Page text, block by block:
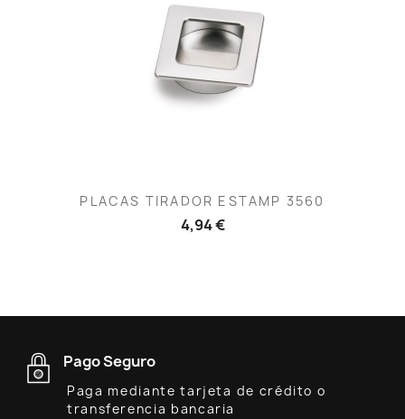
PLACAS TIRADOR ESTAMP 3560
4,94 €
Pago Seguro
Paga mediante tarjeta de crédito o
transferencia bancaria